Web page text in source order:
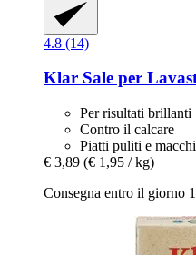
4.8 (14)
Klar Sale per
Per risultati brillanti
Contro il calcare
Piatti puliti e
€ 3,89 (€ 1,95 / kg)
Consegna entro il giorno